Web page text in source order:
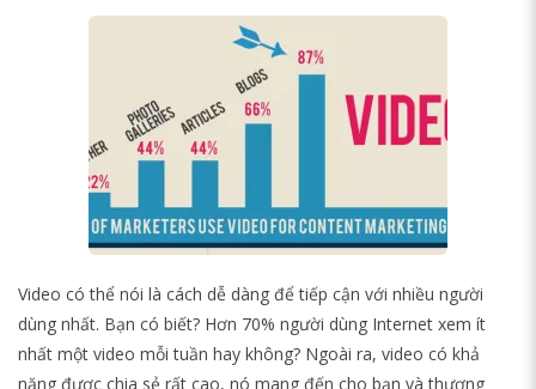
Video có thể nói là cách dễ dàng để tiếp cận với nhiều người
dùng nhất. Bạn có biết? Hơn 70% người dùng Internet xem ít
nhất một video mỗi tuần hay không? Ngoài ra, video có khả
năng được chia sẻ rất cao, nó mang đến cho bạn và thương